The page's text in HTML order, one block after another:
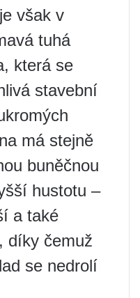
však v
tuhá
která se
stavební
má stejně
buněčnou
hustotu –
a také
díky čemuž
se nedrolí